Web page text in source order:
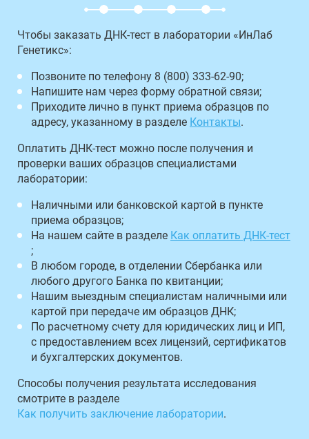
Чтобы заказать ДНК-тест в лаборатории «ИнЛаб
Генетикс»:
Позвоните по телефону 8 (800) 333-62-90;
Напишите нам через форму обратной связи;
Приходите лично в пункт приема образцов по
адресу, указанному в разделе Контакты.
Оплатить ДНК-тест можно после получения и
проверки ваших образцов специалистами
лаборатории:
Наличными или банковской картой в пункте
приема образцов;
На нашем сайте в разделе Как оплатить ДНК-тест
;
В любом городе, в отделении Сбербанка или
любого другого Банка по квитанции;
Нашим выездным специалистам наличными или
картой при передаче им образцов ДНК;
По расчетному счету для юридических лиц и ИП,
с предоставлением всех лицензий, сертификатов
и бухгалтерских документов.
Способы получения результата исследования
смотрите в разделе
Как получить заключение лаборатории.